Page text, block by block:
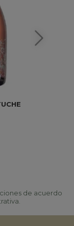
de acuerdo